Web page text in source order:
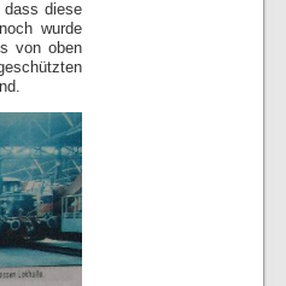
dass diese
wurde
von oben